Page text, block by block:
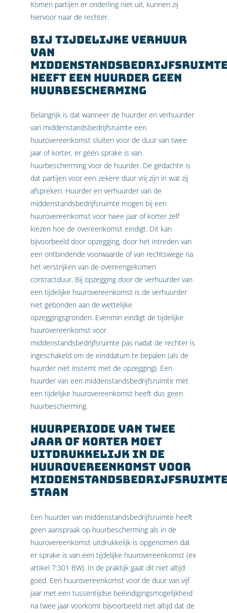
Komen partijen er onderling niet uit, kunnen zij
hiervoor naar de rechter.
Bij tijdelijke verhuur
van
heeft een huurder geen
huurbescherming
Belangrijk is dat wanneer de huurder en verhuurder
van middenstandsbedrijfsruimte een
huurovereenkomst sluiten voor de duur van twee
jaar of korter, er géén sprake is van
huurbescherming voor de huurder. De gedachte is
dat partijen voor een zekere duur vrij zijn in wat zij
afspreken. Huurder en verhuurder van de
middenstandsbedrijfsruimte mogen bij een
huurovereenkomst voor twee jaar of korter zelf
kiezen hoe de overeenkomst eindigt. Dit kan
bijvoorbeeld door opzegging, door het intreden van
een ontbindende voorwaarde of van rechtswege na
het verstrijken van de overeengekomen
contractduur. Bij opzegging door de verhuurder van
een tijdelijke huurovereenkomst is de verhuurder
niet gebonden aan de wettelijke
opzeggingsgronden. Evenmin eindigt de tijdelijke
huurovereenkomst voor
middenstandsbedrijfsruimte pas nadat de rechter is
ingeschakeld om de einddatum te bepalen (als de
huurder niet instemt met de opzegging). Een
huurder van een middenstandsbedrijfsruimte met
een tijdelijke huurovereenkomst heeft dus geen
huurbescherming.
Huurperiode van twee
jaar of korter moet
uitdrukkelijk in de
huurovereenkomst voor
staan
Een huurder van middenstandsbedrijfsruimte heeft
geen aanspraak op huurbescherming als in de
huurovereenkomst uitdrukkelijk is opgenomen dat
er sprake is van een tijdelijke huurovereenkomst (ex
artikel 7:301 BW). In de praktijk gaat dit niet altijd
goed. Een huurovereenkomst voor de duur van vijf
jaar met een tussentijdse beëindigingsmogelijkheid
na twee jaar voorkomt bijvoorbeeld niet altijd dat de